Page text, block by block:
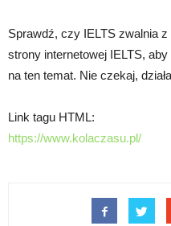
Sprawdź, czy IELTS zwalnia
strony internetowej IELTS,
na ten temat. Nie czekaj,
Link tagu HTML:
https://www.kolaczasu.pl/